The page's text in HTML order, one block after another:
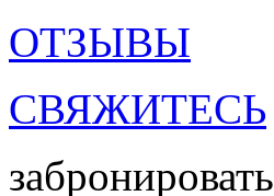
ОТЗЫВЫ
СВЯЖИТЕСЬ
забронировать